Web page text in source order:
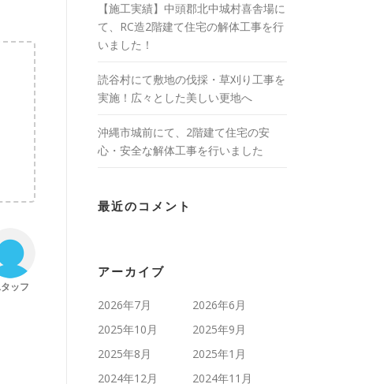
【施工実績】中頭郡北中城村喜舎場に
て、RC造2階建て住宅の解体工事を行
いました！
読谷村にて敷地の伐採・草刈り工事を
実施！広々とした美しい更地へ
沖縄市城前にて、2階建て住宅の安
心・安全な解体工事を行いました
最近のコメント
アーカイブ
2026年7月
2026年6月
2025年10月
2025年9月
2025年8月
2025年1月
2024年12月
2024年11月